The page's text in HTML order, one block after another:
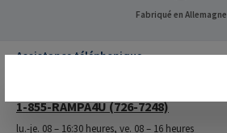
Fabriqué en Allemagne
Assistance téléphonique
1-855-RAMPA4U (726-7248)
lu.-je. 08 – 16:30 heures, ve. 08 – 16 heures